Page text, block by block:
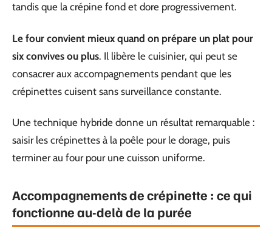
tandis que la crépine fond et dore progressivement.
Le four convient mieux quand on prépare un plat pour
six convives ou plus. Il libère le cuisinier, qui peut se
consacrer aux accompagnements pendant que les
crépinettes cuisent sans surveillance constante.
Une technique hybride donne un résultat remarquable :
saisir les crépinettes à la poêle pour le dorage, puis
terminer au four pour une cuisson uniforme.
Accompagnements de crépinette : ce qui
fonctionne au-delà de la purée